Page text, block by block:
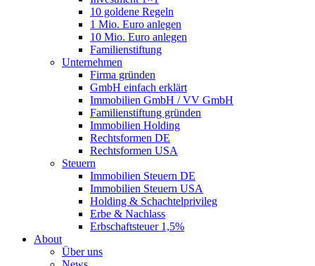
10 goldene Regeln
1 Mio. Euro anlegen
10 Mio. Euro anlegen
Familienstiftung
Unternehmen
Firma gründen
GmbH einfach erklärt
Immobilien GmbH / VV GmbH
Familienstiftung gründen
Immobilien Holding
Rechtsformen DE
Rechtsformen USA
Steuern
Immobilien Steuern DE
Immobilien Steuern USA
Holding & Schachtelprivileg
Erbe & Nachlass
Erbschaftsteuer 1,5%
About
Über uns